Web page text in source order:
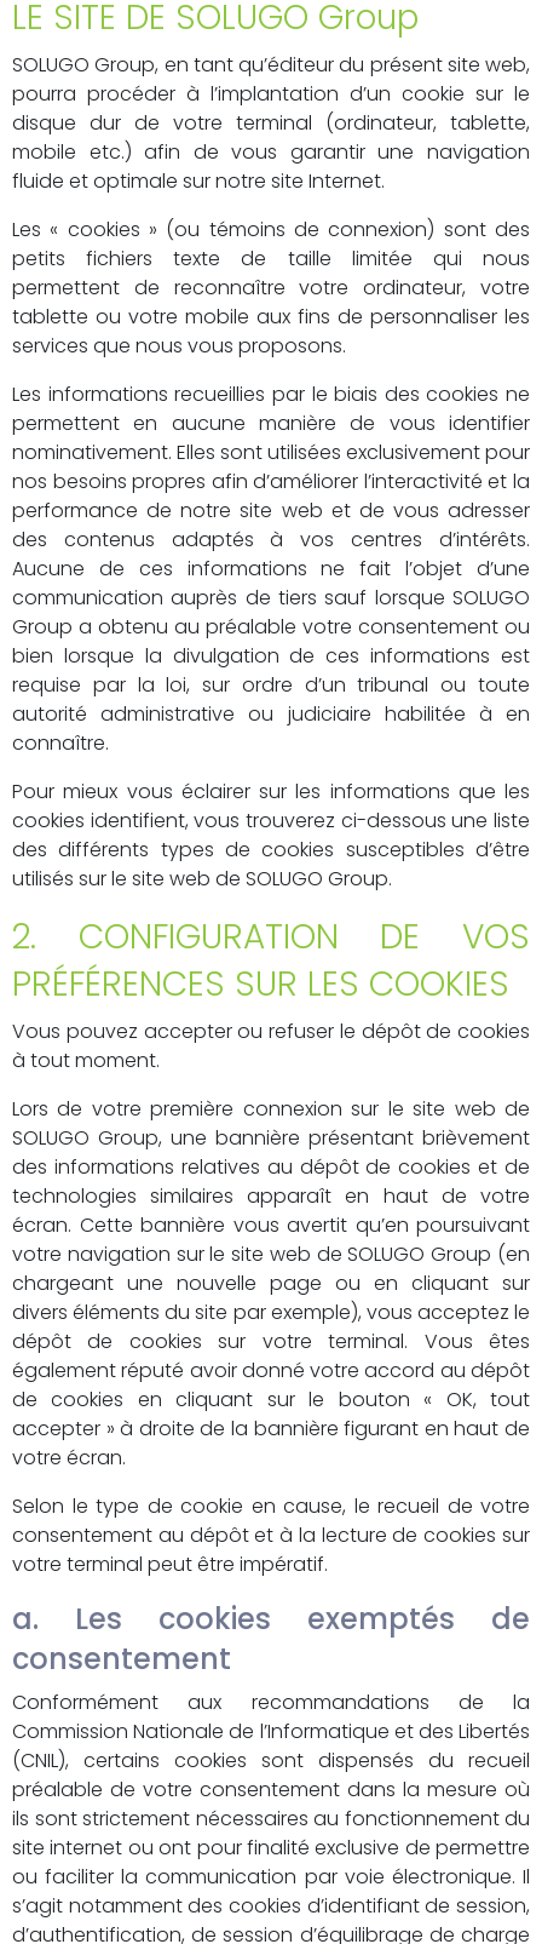
LE SITE DE SOLUGO Group
SOLUGO Group, en tant qu’éditeur du présent site web,
pourra procéder à l’implantation d’un cookie sur le
disque dur de votre terminal (ordinateur, tablette,
mobile etc.) afin de vous garantir une navigation
fluide et optimale sur notre site Internet.
Les « cookies » (ou témoins de connexion) sont des
petits fichiers texte de taille limitée qui nous
permettent de reconnaître votre ordinateur, votre
tablette ou votre mobile aux fins de personnaliser les
services que nous vous proposons.
Les informations recueillies par le biais des cookies ne
permettent en aucune manière de vous identifier
nominativement. Elles sont utilisées exclusivement pour
nos besoins propres afin d’améliorer l’interactivité et la
performance de notre site web et de vous adresser
des contenus adaptés à vos centres d’intérêts.
Aucune de ces informations ne fait l’objet d’une
communication auprès de tiers sauf lorsque SOLUGO
Group a obtenu au préalable votre consentement ou
bien lorsque la divulgation de ces informations est
requise par la loi, sur ordre d’un tribunal ou toute
autorité administrative ou judiciaire habilitée à en
connaître.
Pour mieux vous éclairer sur les informations que les
cookies identifient, vous trouverez ci-dessous une liste
des différents types de cookies susceptibles d’être
utilisés sur le site web de SOLUGO Group.
2. CONFIGURATION DE VOS
PRÉFÉRENCES SUR LES COOKIES
Vous pouvez accepter ou refuser le dépôt de cookies
à tout moment.
Lors de votre première connexion sur le site web de
SOLUGO Group, une bannière présentant brièvement
des informations relatives au dépôt de cookies et de
technologies similaires apparaît en haut de votre
écran. Cette bannière vous avertit qu’en poursuivant
votre navigation sur le site web de SOLUGO Group (en
chargeant une nouvelle page ou en cliquant sur
divers éléments du site par exemple), vous acceptez le
dépôt de cookies sur votre terminal. Vous êtes
également réputé avoir donné votre accord au dépôt
de cookies en cliquant sur le bouton « OK, tout
accepter » à droite de la bannière figurant en haut de
votre écran.
Selon le type de cookie en cause, le recueil de votre
consentement au dépôt et à la lecture de cookies sur
votre terminal peut être impératif.
a. Les cookies exemptés de
consentement
Conformément aux recommandations de la
Commission Nationale de l’Informatique et des Libertés
(CNIL), certains cookies sont dispensés du recueil
préalable de votre consentement dans la mesure où
ils sont strictement nécessaires au fonctionnement du
site internet ou ont pour finalité exclusive de permettre
ou faciliter la communication par voie électronique. Il
s’agit notamment des cookies d’identifiant de session,
d’authentification, de session d’équilibrage de charge